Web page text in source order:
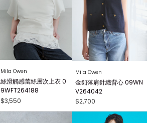
Mila Owen
絲滑觸感蕾絲層次上衣 0
9WFT264188
$3,550
Mila Owen
金釦落肩針織背心 09WN
V264042
$2,700